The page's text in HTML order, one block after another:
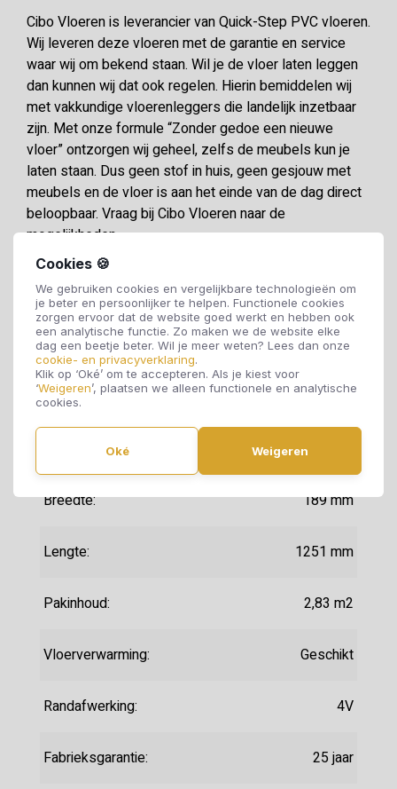
Cookies 🍪
We gebruiken cookies en vergelijkbare technologieën om
je beter en persoonlijker te helpen. Functionele cookies
zorgen ervoor dat de website goed werkt en hebben ook
een analytische functie. Zo maken we de website elke
dag een beetje beter. Wil je meer weten? Lees dan onze
cookie- en privacyverklaring.
Klik op ‘Oké’ om te accepteren. Als je kiest voor
‘Weigeren’, plaatsen we alleen functionele en analytische
cookies.
Oké Weigeren
Cibo Vloeren is leverancier van Quick-Step PVC vloeren.
Wij leveren deze vloeren met de garantie en service
waar wij om bekend staan. Wil je de vloer laten leggen
dan kunnen wij dat ook regelen. Hierin bemiddelen wij
met vakkundige vloerenleggers die landelijk inzetbaar
zijn. Met onze formule “Zonder gedoe een nieuwe
vloer” ontzorgen wij geheel, zelfs de meubels kun je
laten staan. Dus geen stof in huis, geen gesjouw met
meubels en de vloer is aan het einde van de dag direct
beloopbaar. Vraag bij Cibo Vloeren naar de
mogelijkheden.
Specificaties
Soort vloer: PVC vloer
Motief: Stroken
Breedte: 189 mm
Lengte: 1251 mm
Pakinhoud: 2,83 m2
Vloerverwarming: Geschikt
Randafwerking: 4V
Fabrieksgarantie: 25 jaar